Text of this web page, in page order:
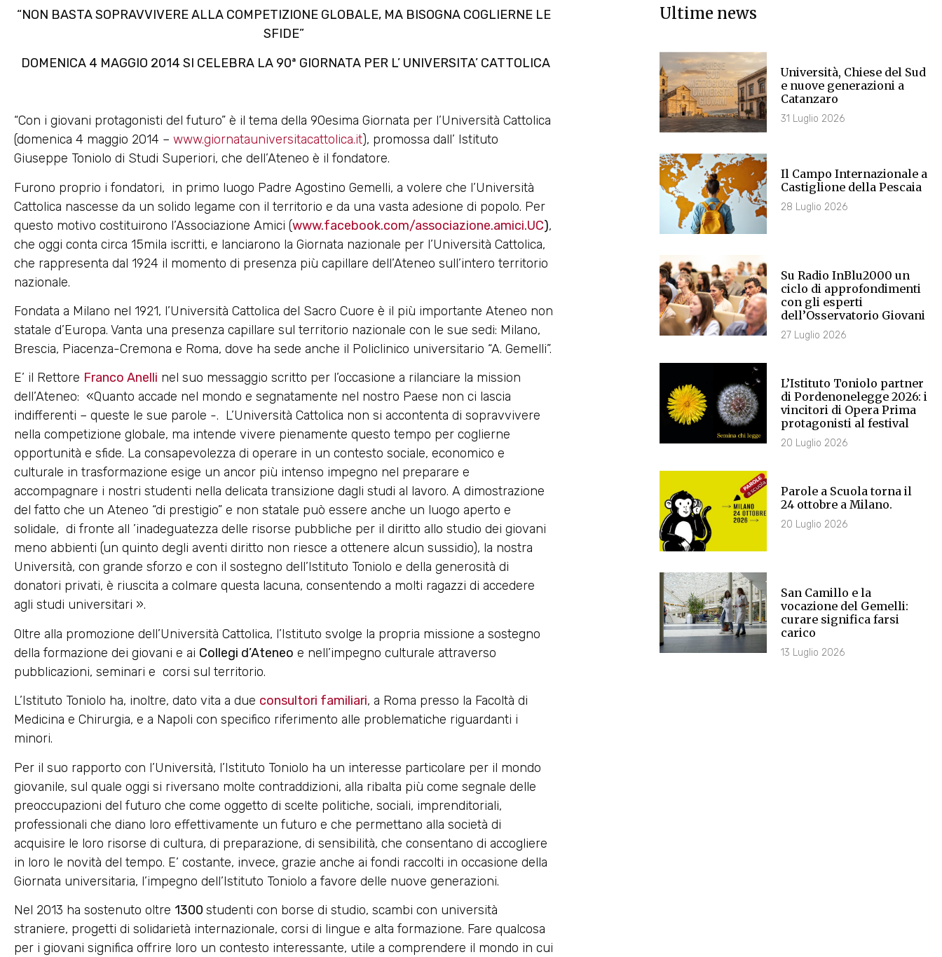
“NON BASTA SOPRAVVIVERE ALLA COMPETIZIONE GLOBALE, MA BISOGNA COGLIERNE LE
SFIDE”
DOMENICA 4 MAGGIO 2014 SI CELEBRA LA 90ª GIORNATA PER L’ UNIVERSITA’ CATTOLICA
“Con i giovani protagonisti del futuro” è il tema della 90esima Giornata per l’Università Cattolica
(domenica 4 maggio 2014 – www.giornatauniversitacattolica.it), promossa dall’ Istituto
Giuseppe Toniolo di Studi Superiori, che dell’Ateneo è il fondatore.
Furono proprio i fondatori, in primo luogo Padre Agostino Gemelli, a volere che l’Università
Cattolica nascesse da un solido legame con il territorio e da una vasta adesione di popolo. Per
questo motivo costituirono l’Associazione Amici (www.facebook.com/associazione.amici.UC),
che oggi conta circa 15mila iscritti, e lanciarono la Giornata nazionale per l’Università Cattolica,
che rappresenta dal 1924 il momento di presenza più capillare dell’Ateneo sull’intero territorio
nazionale.
Fondata a Milano nel 1921, l’Università Cattolica del Sacro Cuore è il più importante Ateneo non
statale d’Europa. Vanta una presenza capillare sul territorio nazionale con le sue sedi: Milano,
Brescia, Piacenza-Cremona e Roma, dove ha sede anche il Policlinico universitario “A. Gemelli”.
E’ il Rettore Franco Anelli nel suo messaggio scritto per l’occasione a rilanciare la mission
dell’Ateneo: «Quanto accade nel mondo e segnatamente nel nostro Paese non ci lascia
indifferenti – queste le sue parole -. L’Università Cattolica non si accontenta di sopravvivere
nella competizione globale, ma intende vivere pienamente questo tempo per coglierne
opportunità e sfide. La consapevolezza di operare in un contesto sociale, economico e
culturale in trasformazione esige un ancor più intenso impegno nel preparare e
accompagnare i nostri studenti nella delicata transizione dagli studi al lavoro. A dimostrazione
del fatto che un Ateneo “di prestigio” e non statale può essere anche un luogo aperto e
solidale, di fronte all ’inadeguatezza delle risorse pubbliche per il diritto allo studio dei giovani
meno abbienti (un quinto degli aventi diritto non riesce a ottenere alcun sussidio), la nostra
Università, con grande sforzo e con il sostegno dell’Istituto Toniolo e della generosità di
donatori privati, è riuscita a colmare questa lacuna, consentendo a molti ragazzi di accedere
agli studi universitari ».
Oltre alla promozione dell’Università Cattolica, l’Istituto svolge la propria missione a sostegno
della formazione dei giovani e ai Collegi d’Ateneo e nell’impegno culturale attraverso
pubblicazioni, seminari e corsi sul territorio.
L’Istituto Toniolo ha, inoltre, dato vita a due consultori familiari, a Roma presso la Facoltà di
Medicina e Chirurgia, e a Napoli con specifico riferimento alle problematiche riguardanti i
minori.
Per il suo rapporto con l’Università, l’Istituto Toniolo ha un interesse particolare per il mondo
giovanile, sul quale oggi si riversano molte contraddizioni, alla ribalta più come segnale delle
preoccupazioni del futuro che come oggetto di scelte politiche, sociali, imprenditoriali,
professionali che diano loro effettivamente un futuro e che permettano alla società di
acquisire le loro risorse di cultura, di preparazione, di sensibilità, che consentano di accogliere
in loro le novità del tempo. E’ costante, invece, grazie anche ai fondi raccolti in occasione della
Giornata universitaria, l’impegno dell’Istituto Toniolo a favore delle nuove generazioni.
Nel 2013 ha sostenuto oltre 1300 studenti con borse di studio, scambi con università
straniere, progetti di solidarietà internazionale, corsi di lingue e alta formazione. Fare qualcosa
per i giovani significa offrire loro un contesto interessante, utile a comprendere il mondo in cui
Ultime news
Università, Chiese del Sud
e nuove generazioni a
Catanzaro
31 Luglio 2026
Il Campo Internazionale a
Castiglione della Pescaia
28 Luglio 2026
Su Radio InBlu2000 un
ciclo di approfondimenti
con gli esperti
dell’Osservatorio Giovani
27 Luglio 2026
L’Istituto Toniolo partner
di Pordenonelegge 2026: i
vincitori di Opera Prima
protagonisti al festival
20 Luglio 2026
Parole a Scuola torna il
24 ottobre a Milano.
20 Luglio 2026
San Camillo e la
vocazione del Gemelli:
curare significa farsi
carico
13 Luglio 2026